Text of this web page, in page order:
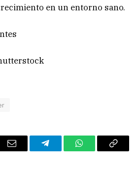
en un entorno sano.
Email TelegramWhatsAppCopy